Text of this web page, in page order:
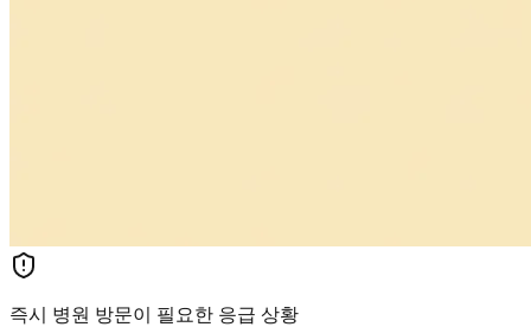
즉시 병원 방문이 필요한 응급 상황